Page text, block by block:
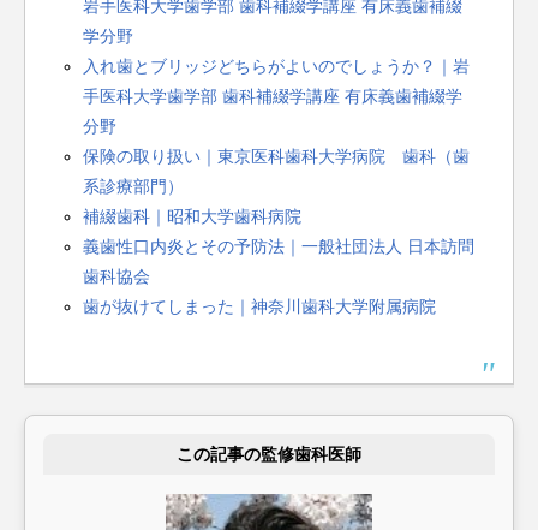
岩手医科大学歯学部 歯科補綴学講座 有床義歯補綴
学分野
入れ歯とブリッジどちらがよいのでしょうか？｜岩
手医科大学歯学部 歯科補綴学講座 有床義歯補綴学
分野
保険の取り扱い｜東京医科歯科大学病院 歯科（歯
系診療部門）
補綴歯科｜昭和大学歯科病院
義歯性口内炎とその予防法｜一般社団法人 日本訪問
歯科協会
歯が抜けてしまった｜神奈川歯科大学附属病院
この記事の監修歯科医師